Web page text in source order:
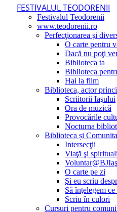
FESTIVALUL TEODORENII
Festivalul Teodorenii
www.teodorenii.ro
Perfecţionarea şi
O carte pentru
Dacă nu poţi
Biblioteca ta
Biblioteca
Hai la film
Biblioteca, actor
Scriitorii Iaşului
Ora de muzică
Provocările
Nocturna
Biblioteca și
Intersecţii
Viaţă şi
O carte pe zi
Şi eu scriu
Să înţelegem
Scriu în culori
Cursuri pentru